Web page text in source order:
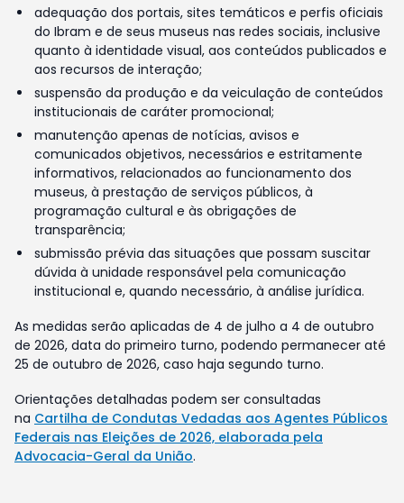
adequação dos portais, sites temáticos e perfis oficiais
do Ibram e de seus museus nas redes sociais, inclusive
quanto à identidade visual, aos conteúdos publicados e
aos recursos de interação;
suspensão da produção e da veiculação de conteúdos
institucionais de caráter promocional;
manutenção apenas de notícias, avisos e
comunicados objetivos, necessários e estritamente
informativos, relacionados ao funcionamento dos
museus, à prestação de serviços públicos, à
programação cultural e às obrigações de
transparência;
submissão prévia das situações que possam suscitar
dúvida à unidade responsável pela comunicação
institucional e, quando necessário, à análise jurídica.
As medidas serão aplicadas de 4 de julho a 4 de outubro
de 2026, data do primeiro turno, podendo permanecer até
25 de outubro de 2026, caso haja segundo turno.
Orientações detalhadas podem ser consultadas
na Cartilha de Condutas Vedadas aos Agentes Públicos
Federais nas Eleições de 2026, elaborada pela
Advocacia-Geral da União.